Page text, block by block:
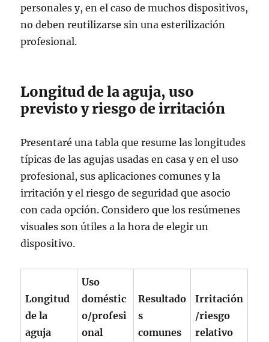
personales y, en el caso de muchos dispositivos,
no deben reutilizarse sin una esterilización
profesional.
Longitud de la aguja, uso
previsto y riesgo de irritación
Presentaré una tabla que resume las longitudes
típicas de las agujas usadas en casa y en el uso
profesional, sus aplicaciones comunes y la
irritación y el riesgo de seguridad que asocio
con cada opción. Considero que los resúmenes
visuales son útiles a la hora de elegir un
dispositivo.
Longitud
de la
aguja
Uso
doméstic
o/profesi
onal
Resultado
s
comunes
Irritación
/riesgo
relativo